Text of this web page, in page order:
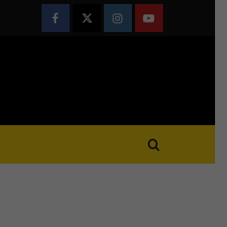
FacebookTwitterInstagramYoutube